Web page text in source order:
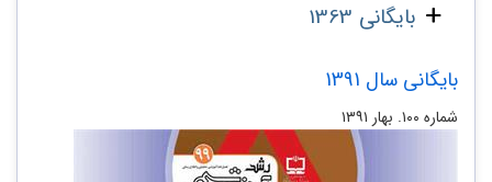
بایگانی 1363
بایگانی سال 1391
شماره‌ ۱۰۰. بهار ۱۳۹۱